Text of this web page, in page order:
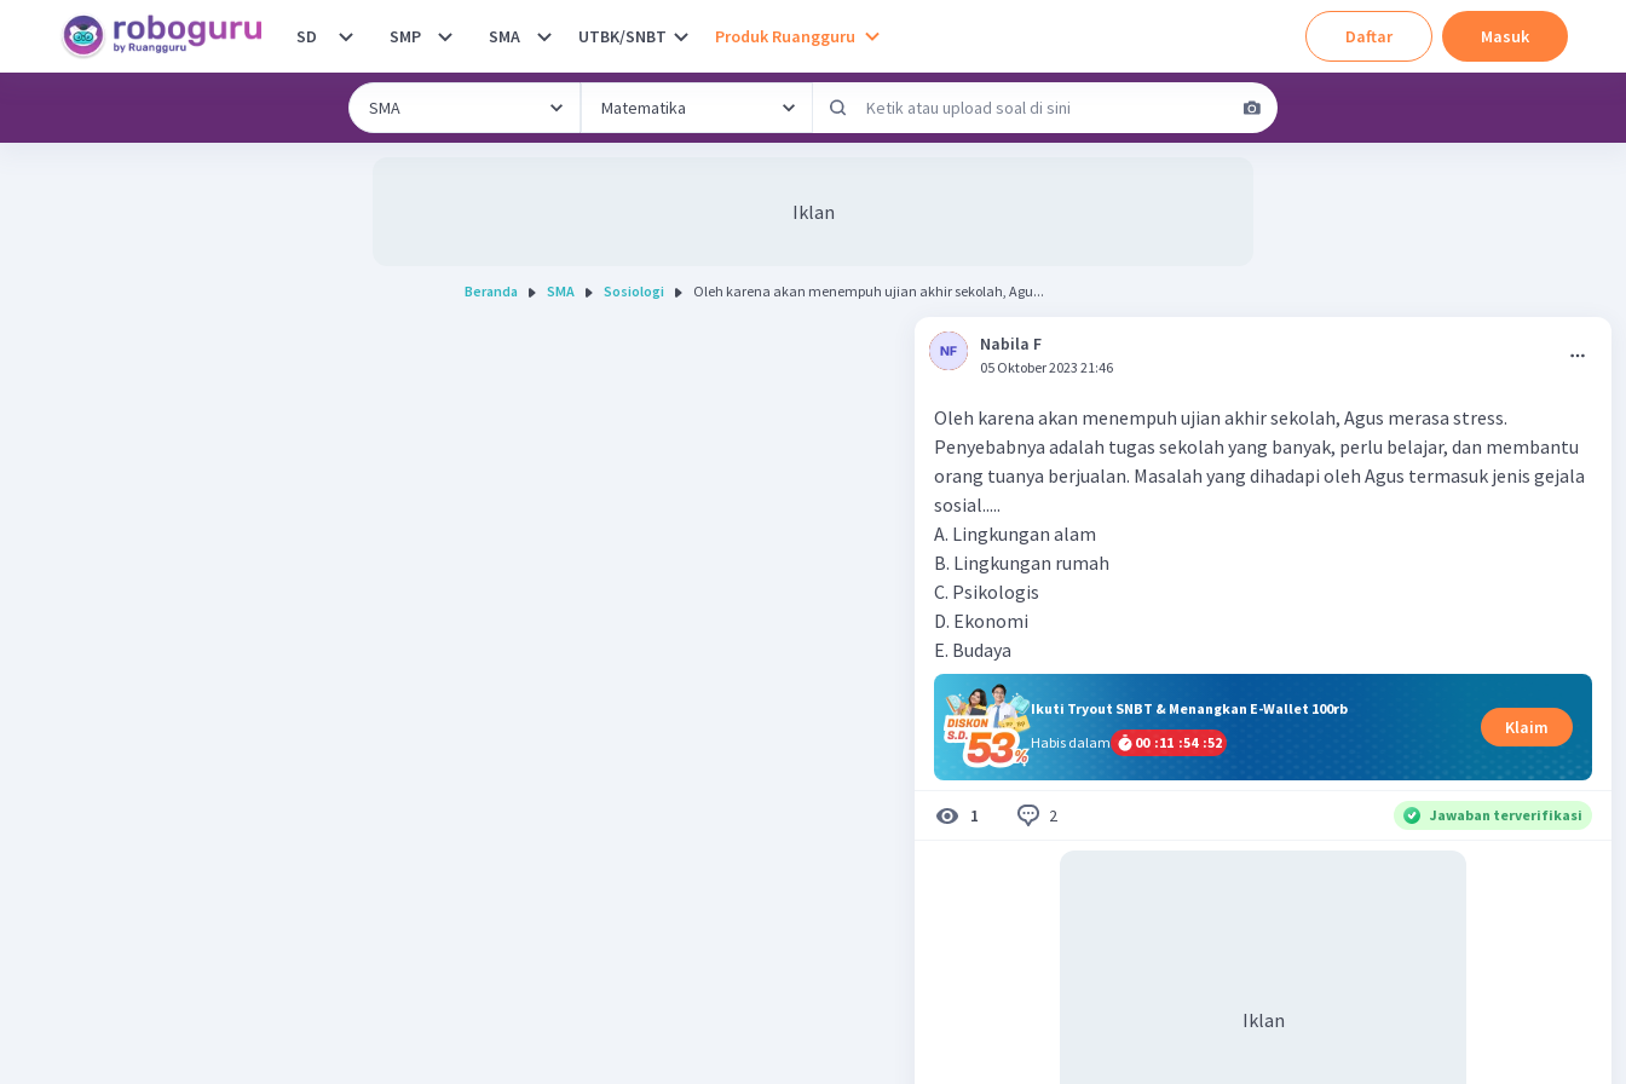
SD SMP SMA UTBK/SNBT Produk Ruangguru Daftar Masuk
Iklan
Beranda SMA Sosiologi Oleh karena akan menempuh ujian akhir sekolah, Agu...
Nabila F
05 Oktober 2023 21:46
Oleh karena akan menempuh ujian akhir sekolah, Agus merasa stress.
Penyebabnya adalah tugas sekolah yang banyak, perlu belajar, dan membantu
orang tuanya berjualan. Masalah yang dihadapi oleh Agus termasuk jenis gejala
sosial.....
A. Lingkungan alam
B. Lingkungan rumah
C. Psikologis
D. Ekonomi
E. Budaya
Ikuti Tryout SNBT & Menangkan E-Wallet 100rb
Habis dalam
00 :11 :54 :52
Klaim
1 2 Jawaban terverifikasi
Iklan